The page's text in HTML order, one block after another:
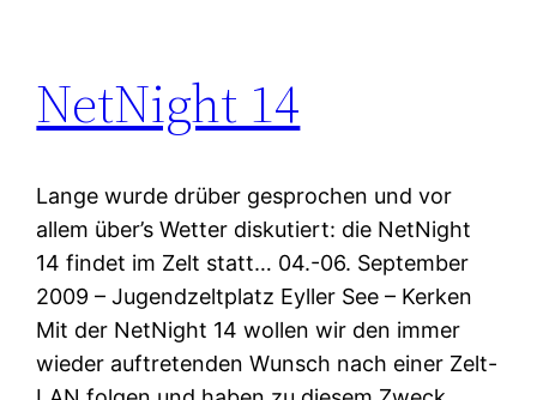
NetNight 14
Lange wurde drüber gesprochen und vor
allem über’s Wetter diskutiert: die NetNight
14 findet im Zelt statt… 04.-06. September
2009 – Jugendzeltplatz Eyller See – Kerken
Mit der NetNight 14 wollen wir den immer
wieder auftretenden Wunsch nach einer Zelt-